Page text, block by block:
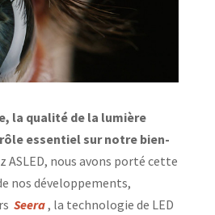
la qualité de la lumière
essentiel sur notre bien-
ASLED, nous avons porté cette
nos développements,
Seera, la technologie de LED